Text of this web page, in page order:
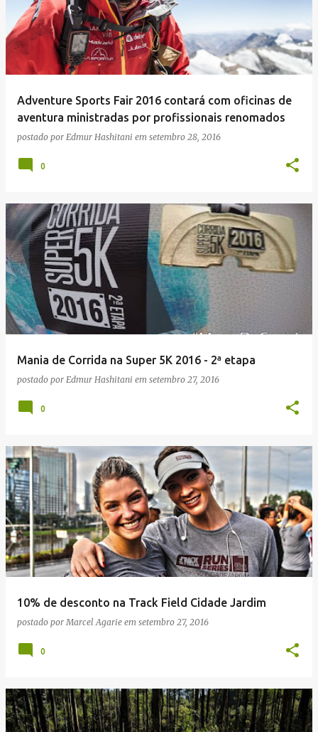
Adventure Sports Fair 2016 contará com oficinas de
aventura ministradas por profissionais renomados
postado por Edmur Hashitani em setembro 28, 2016
0
Mania de Corrida na Super 5K 2016 - 2ª etapa
postado por Edmur Hashitani em setembro 27, 2016
0
10% de desconto na Track Field Cidade Jardim
postado porMarcel Agarie em setembro 27, 2016
0